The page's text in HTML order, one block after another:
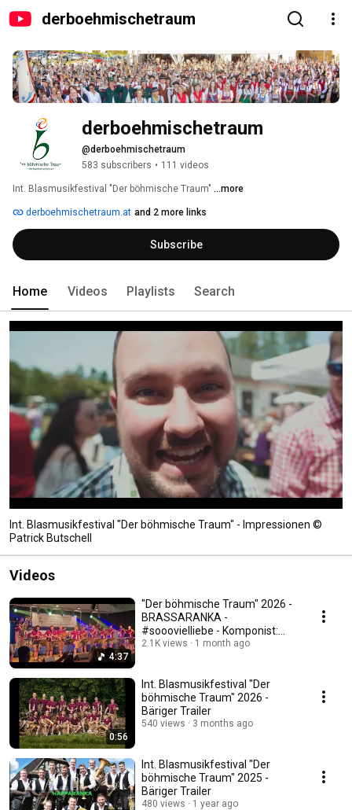
derboehmischetraum
derboehmischetraum
@derboehmischetraum
583 subscribers • 111 videos
Int. Blasmusikfestival "Der böhmische Traum" ...more
derboehmischetraum.at and 2 more links
Subscribe
Home Videos Playlists Search
Int. Blasmusikfestival "Der böhmische Traum" - Impressionen ©
Patrick Butschell
Videos
4:37
"Der böhmische Traum" 2026 -
BRASSARANKA -
#sooovielliebe - Komponist:
Manfred Hirtenlehner
2.1K views 1 month ago
0:56
Int. Blasmusikfestival "Der
böhmische Traum" 2026 -
Bäriger Trailer
540 views 3 months ago
Int. Blasmusikfestival "Der
böhmische Traum" 2025 -
Bäriger Trailer
480 views 1 year ago